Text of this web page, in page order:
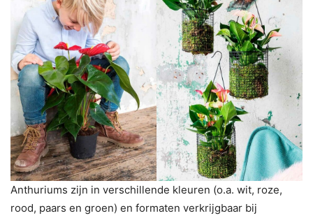
Anthuriums zijn in verschillende kleuren (o.a. wit, roze,
rood, paars en groen) en formaten verkrijgbaar bij